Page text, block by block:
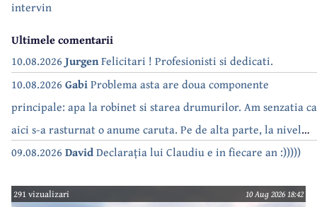
intervin
Ultimele comentarii
10.08.2026 JurgenFelicitari ! Profesionisti si dedicati.
10.08.2026 GabiProblema asta are doua componente
principale: apa la robinet si starea drumurilor. Am senzatia ca
aici s-a rasturnat o anume caruta. Pe de alta parte, la nivel
national, serialul asta deja a difuzat episoadele 'fara apa' si
09.08.2026 DavidDeclarația lui Claudiu e in fiecare an :)))))
291 vizualizari 10 Aug 2026 18:42